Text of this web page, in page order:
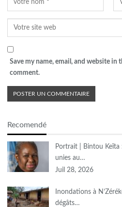
Save my name, email, and website in
comment.
Recomendé
Portrait | Bintou
unies au…
Juil 28, 2026
Inondations à
dégâts…